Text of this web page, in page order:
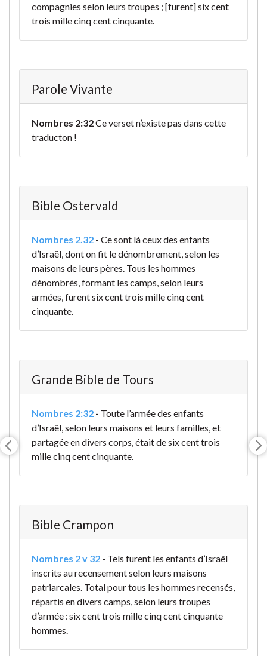
compagnies selon leurs troupes ; [furent] six cent
trois mille cinq cent cinquante.
Parole Vivante
Nombres 2:32Ce verset n’existe pas dans cette
traducton !
Bible Ostervald
Nombres 2.32 - Ce sont là ceux des enfants
d’Israël, dont on fit le dénombrement, selon les
maisons de leurs pères. Tous les hommes
dénombrés, formant les camps, selon leurs
armées, furent six cent trois mille cinq cent
cinquante.
Grande Bible de Tours
Nombres 2:32 - Toute l’armée des enfants
d’Israël, selon leurs maisons et leurs familles, et
partagée en divers corps, était de six cent trois
mille cinq cent cinquante.
Bible Crampon
Nombres 2 v 32 - Tels furent les enfants d’Israël
inscrits au recensement selon leurs maisons
patriarcales. Total pour tous les hommes recensés,
répartis en divers camps, selon leurs troupes
d’armée : six cent trois mille cinq cent cinquante
hommes.